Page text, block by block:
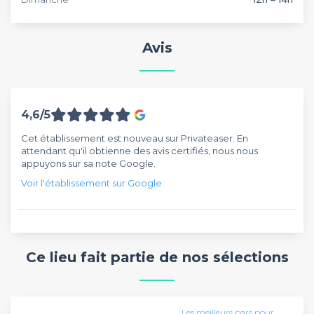
Avis
4,6/5
Cet établissement est nouveau sur Privateaser. En
attendant qu'il obtienne des avis certifiés, nous nous
appuyons sur sa note Google.
Voir l'établissement sur Google
Ce lieu fait partie de nos sélections